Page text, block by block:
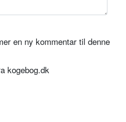
en ny kommentar til denne
kogebog.dk